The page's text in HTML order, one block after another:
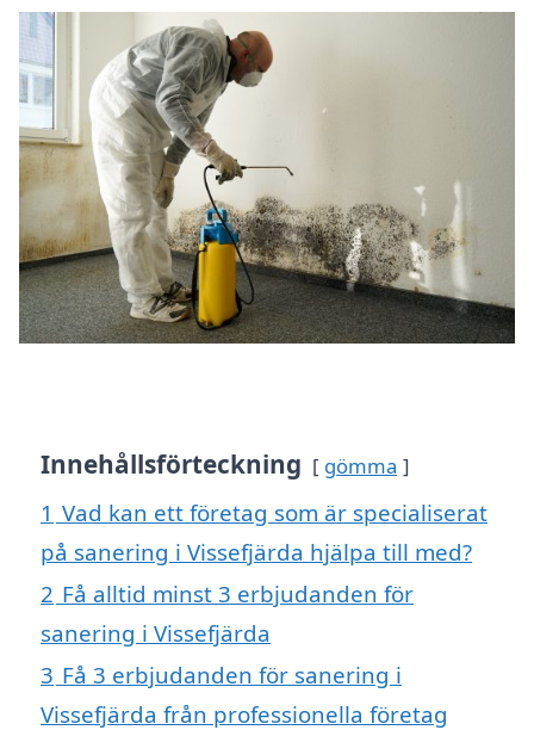
Innehållsförteckning gömma
1 Vad kan ett företag som är specialiserat
på sanering i Vissefjärda hjälpa till med?
2 Få alltid minst 3 erbjudanden för
sanering i Vissefjärda
3 Få 3 erbjudanden för sanering i
Vissefjärda från professionella företag